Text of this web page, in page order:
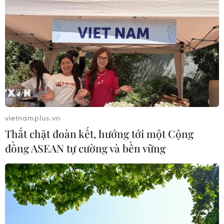
Castex đã được tiêm mũi vaccine ngừa COVID-19
AstraZeneca đầu tiên hôm 19/3 và có kết quả xét
nghiệm âm tính với virus SARS-CoV-2 tối 9/6.
Mỹ có kế hoạch tặng 500 triệu liều vaccine
vietnamplus.vn
Thắt chặt đoàn kết, hướng tới một Cộng
đồng ASEAN tự cường và bền vững